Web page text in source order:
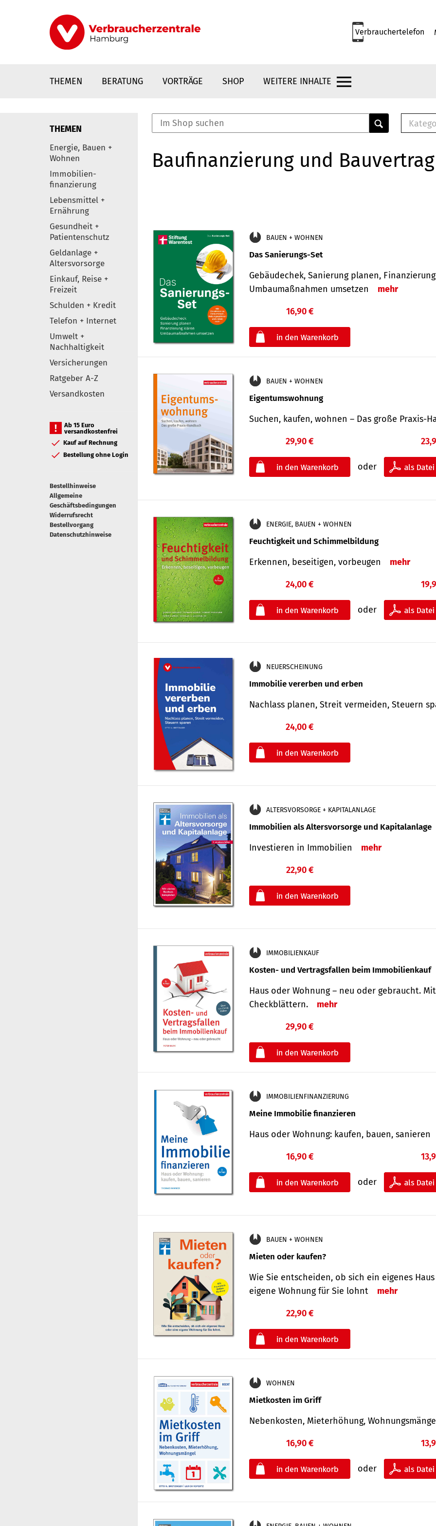
Verbrauchertelefon
THEMEN BERATUNG VORTRÄGE SHOP WEITERE INHALTE
Elemente
THEMEN
Energie, Bauen +
Wohnen
Immobilien-
finanzierung
Lebensmittel +
Ernährung
Gesundheit +
Patientenschutz
Geldanlage +
Altersvorsorge
Einkauf, Reise +
Freizeit
Schulden + Kredit
Telefon + Internet
Umwelt +
Nachhaltigkeit
Versicherungen
Ratgeber A-Z
Versandkosten
Ab 15 Euro
versandkostenfrei
Kauf auf Rechnung
Bestellung ohne Login
Bestellhinweise
Allgemeine
Geschäftsbedingungen
Widerrufsrecht
Bestellvorgang
Datenschutzhinweise
E-
Baufinanzierung und Bauvertrag
BAUEN + WOHNEN
Das Sanierungs-Set
Gebäudechek, Sanierung planen,
Umbaumaßnahmen umsetzen
mehr
16,90 €
BAUEN + WOHNEN
Eigentumswohnung
Suchen, kaufen, wohnen – Das große Praxis-
29,90 €
oder
ENERGIE, BAUEN + WOHNEN
Feuchtigkeit und Schimmelbildung
Erkennen, beseitigen, vorbeugen mehr
24,00 €
oder
NEUERSCHEINUNG
Immobilie vererben und erben
Nachlass planen, Streit vermeiden, Steuern
24,00 €
ALTERSVORSORGE + KAPITALANLAGE
Immobilien als Altersvorsorge und Kapitalanlage
Investieren in Immobilien mehr
22,90 €
IMMOBILIENKAUF
Kosten- und Vertragsfallen beim Immobilienkauf
Haus oder Wohnung – neu oder gebraucht.
Check­blättern.
mehr
29,90 €
IMMOBILIENFINANZIERUNG
Meine Immobilie finanzieren
Haus oder Wohnung: kaufen, bauen, sanieren
16,90 €
oder
BAUEN + WOHNEN
Mieten oder kaufen?
Wie Sie entscheiden, ob sich ein eigenes
eigene Wohnung für Sie lohnt
mehr
22,90 €
WOHNEN
Mietkosten im Griff
Nebenkosten, Mieterhöhung,
16,90 €
oder